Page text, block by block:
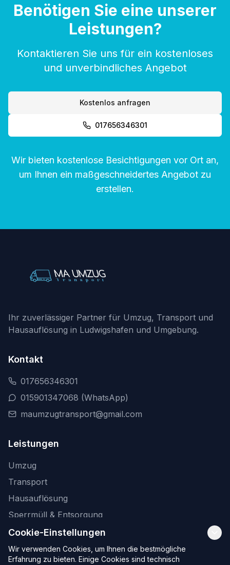
Benötigen Sie eine unserer
Leistungen?
Kontaktieren Sie uns für ein kostenloses
und unverbindliches Angebot
Kostenlos anfragen
017656346301
Wir bieten kostenlose Besichtigungen vor Ort an,
um Ihnen ein maßgeschneidertes Angebot zu
erstellen.
Ihr zuverlässiger Partner für Umzug, Transport und
Hausauflösung in Ludwigshafen und Umgebung.
Kontakt
017656346301
015901347068 (WhatsApp)
maumzugtransport@gmail.com
Leistungen
Umzug
Transport
Hausauflösung
Sperrmüll & Entsorgung
Möbellift Mietung
Cookie-Einstellungen
Wir verwenden Cookies, um Ihnen die bestmögliche
Erfahrung zu bieten. Einige Cookies sind technisch